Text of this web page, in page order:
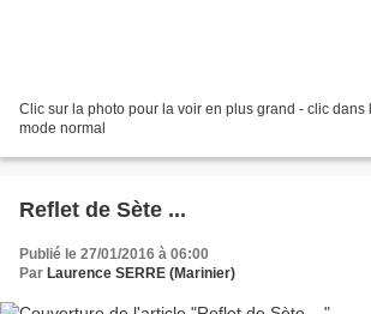
Clic sur la photo pour la voir en plus grand - clic dans
mode normal
Reflet de Sète ...
Publié le 27/01/2016 à 06:00
Par Laurence SERRE (Marinier)